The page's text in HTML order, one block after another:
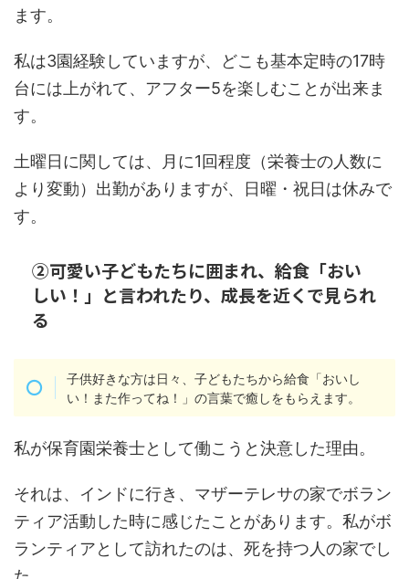
ます。
私は3園経験していますが、どこも基本定時の17時
台には上がれて、アフター5を楽しむことが出来ま
す。
土曜日に関しては、月に1回程度（栄養士の人数に
より変動）出勤がありますが、日曜・祝日は休みで
す。
②可愛い子どもたちに囲まれ、給食「おい
しい！」と言われたり、成長を近くで見られ
る
子供好きな方は日々、子どもたちから給食「おいし
い！また作ってね！」の言葉で癒しをもらえます。
私が保育園栄養士として働こうと決意した理由。
それは、インドに行き、マザーテレサの家でボラン
ティア活動した時に感じたことがあります。私がボ
ランティアとして訪れたのは、死を持つ人の家でし